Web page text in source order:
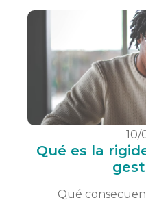
10/
Qué es la
Qué